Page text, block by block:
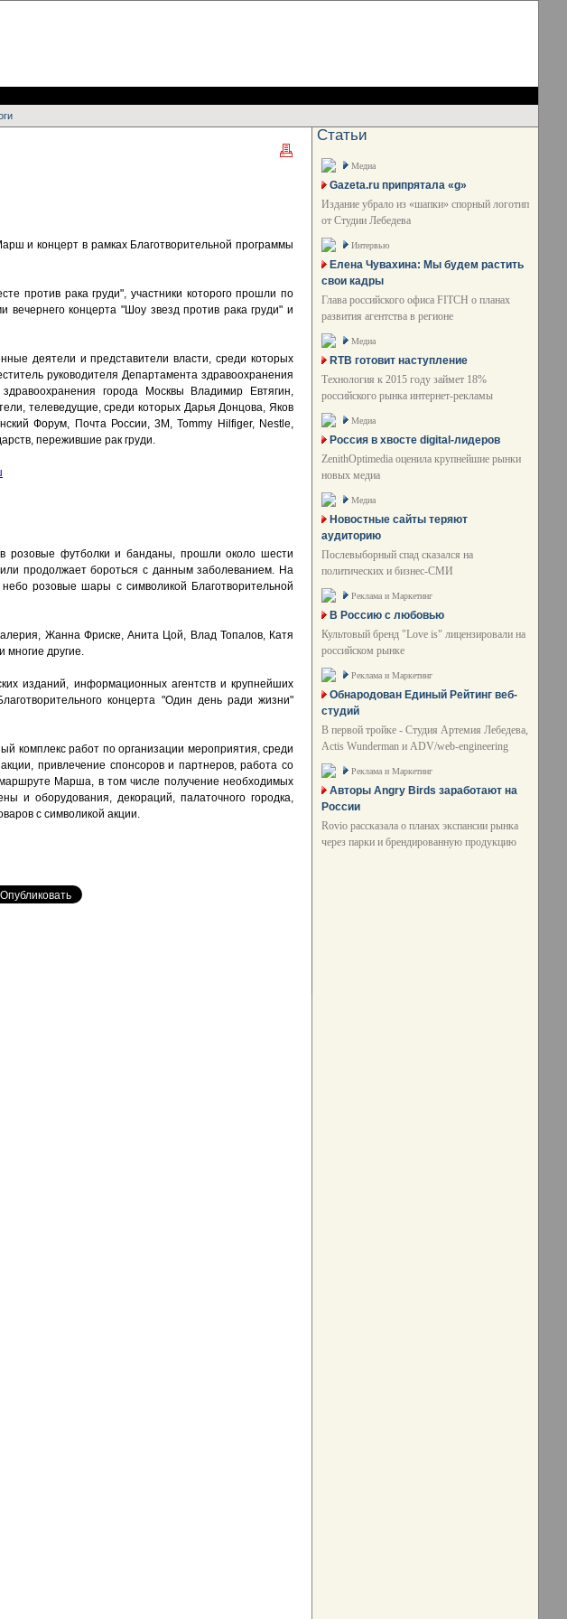
и концерт в рамках Благотворительной программы
против рака груди", участники которого прошли по
концерта "Шоу звезд против рака груди" и
деятели и представители власти, среди которых
руководителя Департамента здравоохранения
города Москвы Владимир Евтягин,
телеведущие, среди которых Дарья Донцова, Яков
Форум, Почта России, 3М, Tommy Hilfiger, Nestle,
пережившие рак груди.
розовые футболки и банданы, прошли около шести
продолжает бороться с данным заболеванием. На
розовые шары с символикой Благотворительной
Жанна Фриске, Анита Цой, Влад Топалов, Катя
многие другие.
изданий, информационных агентств и крупнейших
концерта "Один день ради жизни"
комплекс работ по организации мероприятия, среди
привлечение спонсоров и партнеров, работа со
Марша, в том числе получение необходимых
и оборудования, декораций, палаточного городка,
с символикой акции.
Статьи
Медиа
Gazeta.ru припрятала «g»
Издание убрало из «шапки» спорный логотип
от Студии Лебедева
Интервью
Елена Чувахина: Мы будем растить
свои кадры
Глава российского офиса FITCH о планах
развития агентства в регионе
Медиа
RTB готовит наступление
Технология к 2015 году займет 18%
российского рынка интернет-рекламы
Медиа
Россия в хвосте digital-лидеров
ZenithOptimedia оценила крупнейшие рынки
новых медиа
Медиа
Новостные сайты теряют
аудиторию
Послевыборный спад сказался на
политических и бизнес-СМИ
Реклама и Маркетинг
В Россию с любовью
Культовый бренд "Love is" лицензировали на
российском рынке
Реклама и Маркетинг
Обнародован Единый Рейтинг веб-
студий
В первой тройке - Студия Артемия Лебедева,
Actis Wunderman и ADV/web-engineering
Реклама и Маркетинг
Авторы Angry Birds заработают на
России
Rovio рассказала о планах экспансии рынка
через парки и брендированную продукцию